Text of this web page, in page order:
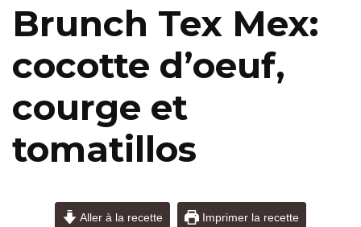
Brunch Tex Mex:
cocotte d’oeuf,
courge et
tomatillos
Aller à la recette Imprimer la recette